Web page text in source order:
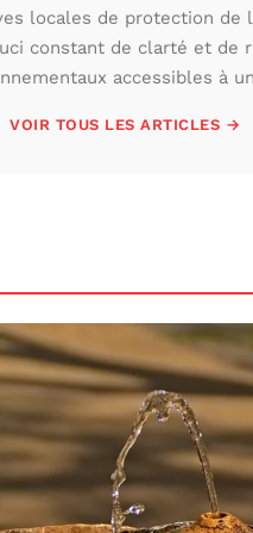
locales de protection de
constant de clarté et de
accessibles à
VOIR TOUS LES ARTICLES →